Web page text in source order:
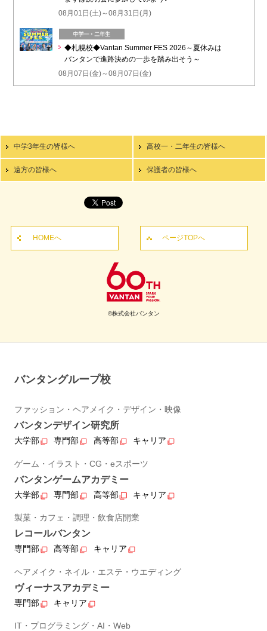
08月01日(土)～08月31日(月)
◆札幌校◆Vantan Summer FES 2026～夏休みは
バンタンで進路決めの一歩を踏み出そう～
08月07日(金)～08月07日(金)
中学3年生の皆様へ 高校一・二年生の皆様へ
遠方の皆様へ 保護者の皆様へ
HOMEへ ページTOPへ
©株式会社バンタン
バンタングループ校
ファッション・ヘアメイク・デザイン・映像
バンタンデザイン研究所
大学部 専門部 高等部 キャリア
ゲーム・イラスト・CG・eスポーツ
バンタンゲームアカデミー
大学部 専門部 高等部 キャリア
製菓・カフェ・調理・飲食店開業
レコールバンタン
専門部 高等部 キャリア
ヘアメイク・ネイル・エステ・ウエディング
ヴィーナスアカデミー
専門部 キャリア
IT・プログラミング・AI・Web